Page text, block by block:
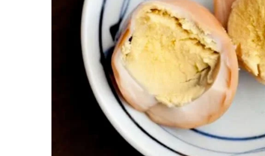
marzo,
2025
2021-
03-
25T11:55:00+01:00
Arte,
Cultural,
Histórico